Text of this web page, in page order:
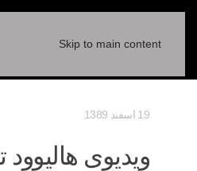
Skip to main content
19 اسفند 1389
ویدیوی هالیوود